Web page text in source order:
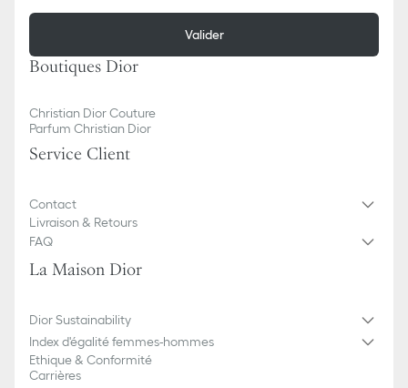
Valider
Boutiques Dior
Christian Dior Couture
Parfum Christian Dior
Service Client
Contact
Livraison & Retours
FAQ
La Maison Dior
Dior Sustainability
Index d'égalité femmes-hommes
Ethique & Conformité
Carrières